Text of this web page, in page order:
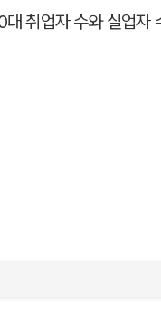
취업자 수와 실업자